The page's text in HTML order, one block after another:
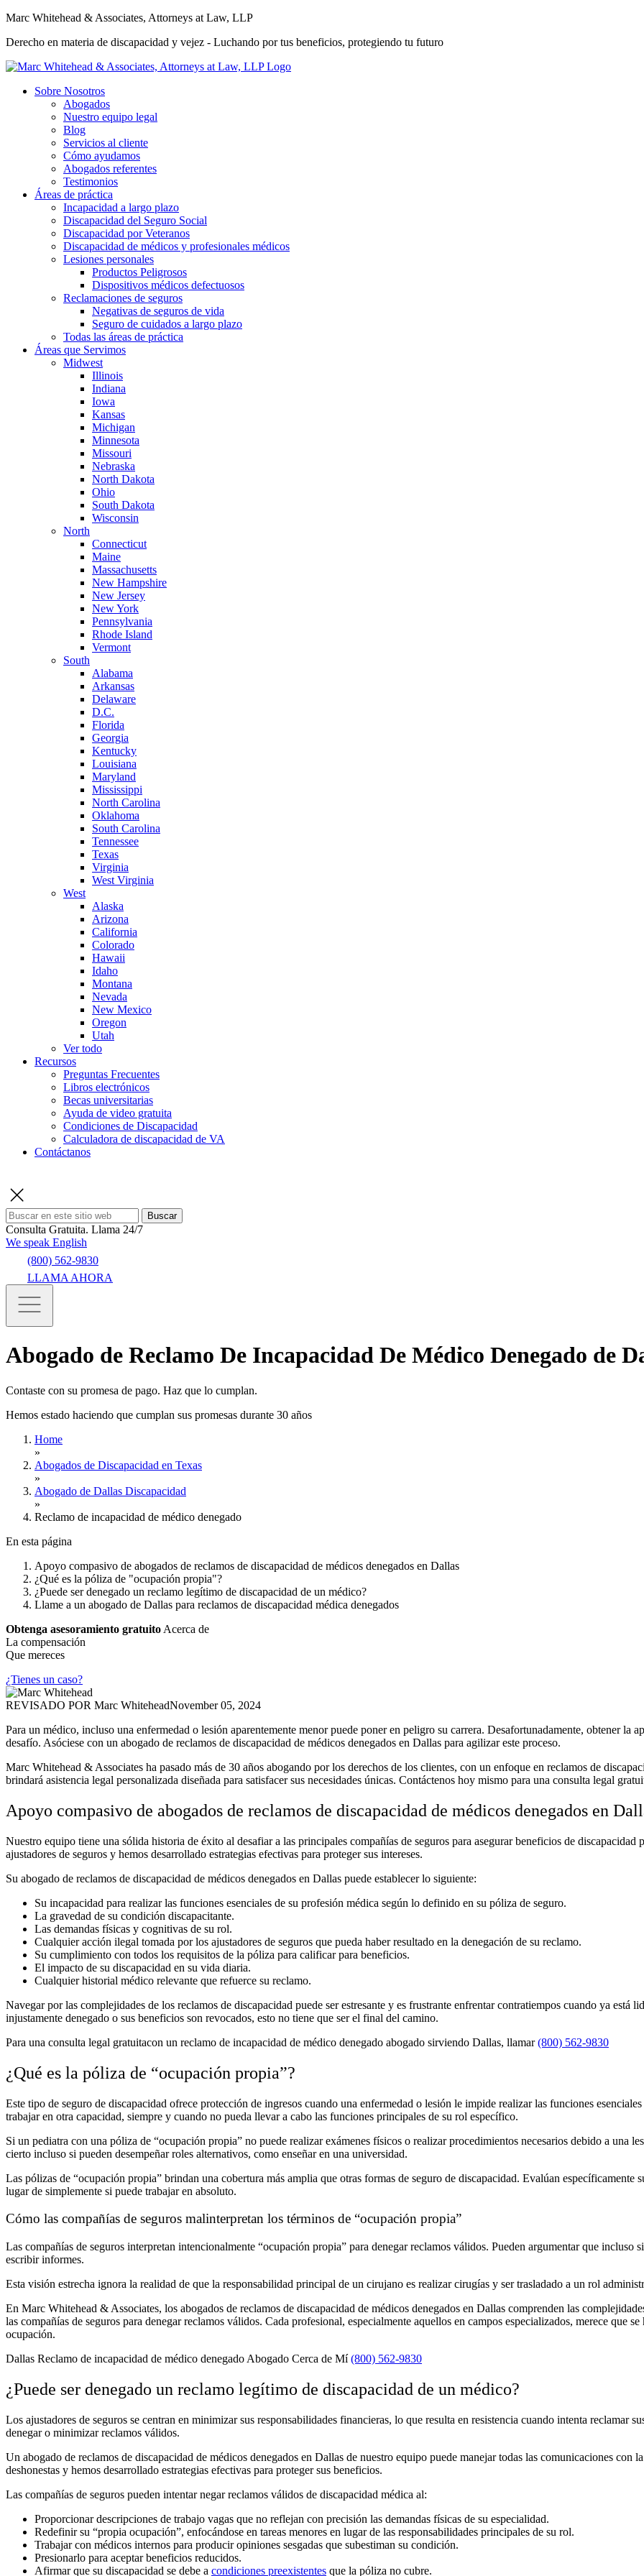
Marc Whitehead & Associates, Attorneys at Law, LLP
Derecho en materia de discapacidad y vejez - Luchando por tus beneficios, protegiendo tu futuro
Sobre Nosotros
Abogados
Nuestro equipo legal
Blog
Servicios al cliente
Cómo ayudamos
Abogados referentes
Testimonios
Áreas de práctica
Incapacidad a largo plazo
Discapacidad del Seguro Social
Discapacidad por Veteranos
Discapacidad de médicos y profesionales médicos
Lesiones personales
Productos Peligrosos
Dispositivos médicos defectuosos
Reclamaciones de seguros
Negativas de seguros de vida
Seguro de cuidados a largo plazo
Todas las áreas de práctica
Áreas que Servimos
Midwest
Illinois
Indiana
Iowa
Kansas
Michigan
Minnesota
Missouri
Nebraska
North Dakota
Ohio
South Dakota
Wisconsin
North
Connecticut
Maine
Massachusetts
New Hampshire
New Jersey
New York
Pennsylvania
Rhode Island
Vermont
South
Alabama
Arkansas
Delaware
D.C.
Florida
Georgia
Kentucky
Louisiana
Maryland
Mississippi
North Carolina
Oklahoma
South Carolina
Tennessee
Texas
Virginia
West Virginia
West
Alaska
Arizona
California
Colorado
Hawaii
Idaho
Montana
Nevada
New Mexico
Oregon
Utah
Ver todo
Recursos
Preguntas Frecuentes
Libros electrónicos
Becas universitarias
Ayuda de video gratuita
Condiciones de Discapacidad
Calculadora de discapacidad de VA
Contáctanos
Buscar
Consulta Gratuita. Llama 24/7
We speak English
(800) 562-9830
LLAMA AHORA
Abogado de Reclamo De Incapacidad De Médico Denegado de
Contaste con su promesa de pago. Haz que lo cumplan.
Hemos estado haciendo que cumplan sus promesas durante 30 años
Home
»
Abogados de Discapacidad en Texas
»
Abogado de Dallas Discapacidad
»
Reclamo de incapacidad de médico denegado
En esta página
Apoyo compasivo de abogados de reclamos de discapacidad de médicos denegados en Dallas
¿Qué es la póliza de "ocupación propia"?
¿Puede ser denegado un reclamo legítimo de discapacidad de un médico?
Llame a un abogado de Dallas para reclamos de discapacidad médica denegados
Obtenga asesoramiento gratuito Acerca de
La compensación
Que mereces
¿Tienes un caso?
REVISADO POR Marc WhiteheadNovember 05, 2024
Para un médico, incluso una enfermedad o lesión aparentemente menor puede poner en peligro su carrera. Desafortunadamente, obtener la
desafío. Asóciese con un abogado de reclamos de discapacidad de médicos denegados en Dallas para agilizar este proceso.
Marc Whitehead & Associates ha pasado más de 30 años abogando por los derechos de los clientes, con un enfoque en reclamos de
brindará asistencia legal personalizada diseñada para satisfacer sus necesidades únicas. Contáctenos hoy mismo para una consulta legal
Apoyo compasivo de abogados de reclamos de discapacidad de médicos denegados en
Nuestro equipo tiene una sólida historia de éxito al desafiar a las principales compañías de seguros para asegurar beneficios de
ajustadores de seguros y hemos desarrollado estrategias efectivas para proteger sus intereses.
Su abogado de reclamos de discapacidad de médicos denegados en Dallas puede establecer lo siguiente:
Su incapacidad para realizar las funciones esenciales de su profesión médica según lo definido en su póliza de seguro.
La gravedad de su condición discapacitante.
Las demandas físicas y cognitivas de su rol.
Cualquier acción ilegal tomada por los ajustadores de seguros que pueda haber resultado en la denegación de su reclamo.
Su cumplimiento con todos los requisitos de la póliza para calificar para beneficios.
El impacto de su discapacidad en su vida diaria.
Cualquier historial médico relevante que refuerce su reclamo.
Navegar por las complejidades de los reclamos de discapacidad puede ser estresante y es frustrante enfrentar contratiempos cuando ya está
injustamente denegado o sus beneficios son revocados, esto no tiene que ser el final del camino.
Para una consulta legal gratuitacon un reclamo de incapacidad de médico denegado abogado sirviendo Dallas, llamar(800) 562-9830
¿Qué es la póliza de “ocupación propia”?
Este tipo de seguro de discapacidad ofrece protección de ingresos cuando una enfermedad o lesión le impide realizar las funciones
trabajar en otra capacidad, siempre y cuando no pueda llevar a cabo las funciones principales de su rol específico.
Si un pediatra con una póliza de “ocupación propia” no puede realizar exámenes físicos o realizar procedimientos necesarios debido a una
cierto incluso si pueden desempeñar roles alternativos, como enseñar en una universidad.
Las pólizas de “ocupación propia” brindan una cobertura más amplia que otras formas de seguro de discapacidad. Evalúan específicamente
lugar de simplemente si puede trabajar en absoluto.
Cómo las compañías de seguros malinterpretan los términos de “ocupación propia”
Las compañías de seguros interpretan intencionalmente “ocupación propia” para denegar reclamos válidos. Pueden argumentar que incluso
escribir informes.
Esta visión estrecha ignora la realidad de que la responsabilidad principal de un cirujano es realizar cirugías y ser trasladado a un rol
En Marc Whitehead & Associates, los abogados de reclamos de discapacidad de médicos denegados en Dallas comprenden las
las compañías de seguros para denegar reclamos válidos. Cada profesional, especialmente aquellos en campos especializados, merece que
ocupación.
Dallas Reclamo de incapacidad de médico denegado Abogado Cerca de Mí(800) 562-9830
¿Puede ser denegado un reclamo legítimo de discapacidad de un médico?
Los ajustadores de seguros se centran en minimizar sus responsabilidades financieras, lo que resulta en resistencia cuando intenta reclamar
denegar o minimizar reclamos válidos.
Un abogado de reclamos de discapacidad de médicos denegados en Dallas de nuestro equipo puede manejar todas las comunicaciones con
deshonestas y hemos desarrollado estrategias efectivas para proteger sus beneficios.
Las compañías de seguros pueden intentar negar reclamos válidos de discapacidad médica al:
Proporcionar descripciones de trabajo vagas que no reflejan con precisión las demandas físicas de su especialidad.
Redefinir su “propia ocupación”, enfocándose en tareas menores en lugar de las responsabilidades principales de su rol.
Trabajar con médicos internos para producir opiniones sesgadas que subestiman su condición.
Presionarlo para aceptar beneficios reducidos.
Afirmar que su discapacidad se debe a condiciones preexistentes que la póliza no cubre.